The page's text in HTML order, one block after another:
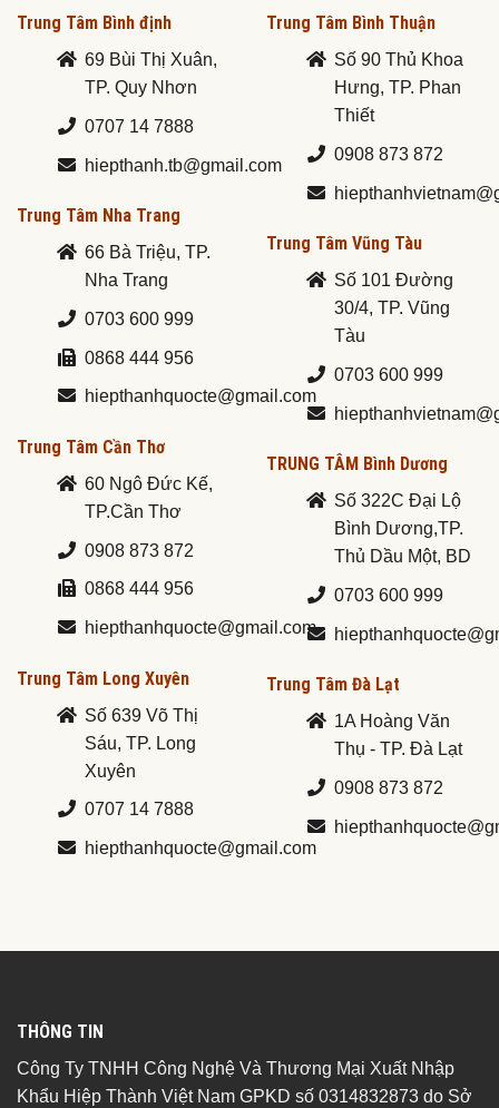
Trung Tâm Bình định
69 Bùi Thị Xuân,
TP. Quy Nhơn
0707 14 7888
hiepthanh.tb@gmail.com
Trung Tâm Nha Trang
66 Bà Triệu, TP.
Nha Trang
0703 600 999
0868 444 956
hiepthanhquocte@gmail.com
Trung Tâm Cần Thơ
60 Ngô Đức Kế,
TP.Cần Thơ
0908 873 872
0868 444 956
hiepthanhquocte@gmail.com
Trung Tâm Long Xuyên
Số 639 Võ Thị
Sáu, TP. Long
Xuyên
0707 14 7888
hiepthanhquocte@gmail.com
Trung Tâm Bình Thuận
Số 90 Thủ Khoa
Hưng, TP. Phan
Thiết
0908 873 872
Trung Tâm Vũng Tàu
Số 101 Đường
30/4, TP. Vũng
Tàu
0703 600 999
TRUNG TÂM Bình Dương
Số 322C Đại Lộ
Bình Dương,TP.
Thủ Dầu Một, BD
0703 600 999
Trung Tâm Đà Lạt
1A Hoàng Văn
Thụ - TP. Đà Lạt
0908 873 872
THÔNG TIN
Công Ty TNHH Công Nghệ Và Thương Mại Xuất Nhập
Khẩu Hiệp Thành Việt Nam GPKD số 0314832873 do Sở